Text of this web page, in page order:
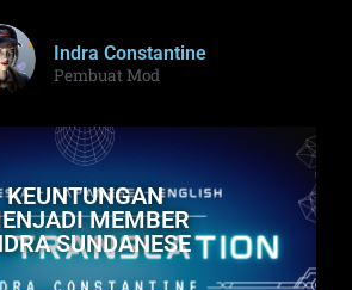
Indra Constantine
Pembuat Mod
KEUNTUNGAN
MEMBER
SUNDANESE